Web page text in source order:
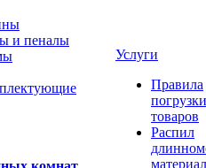
и пеналы
Услуги
Правила
погрузки
товаров
Распил